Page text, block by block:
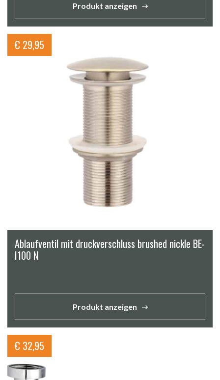
Produkt anzeigen
€ 29,95
Ablaufventil mit druckverschluss brushed nickle BE-
I100 N
Produkt anzeigen
€ 32,95